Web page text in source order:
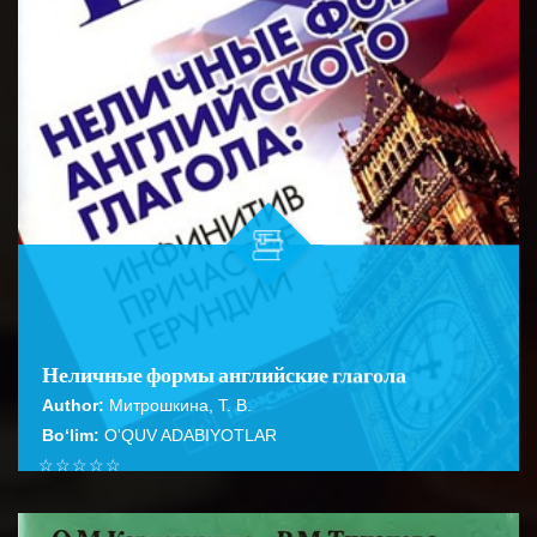
Неличные формы английские глагола
Author: Митрошкина, Т. В.
Bo‘lim: O'QUV ADABIYOTLAR
☆
☆
☆
☆
☆
Справочник содержит подробное описание правил